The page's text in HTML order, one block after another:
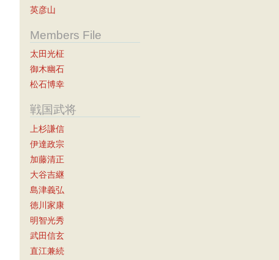
英彦山
Members File
太田光柾
御木幽石
松石博幸
戦国武将
上杉謙信
伊達政宗
加藤清正
大谷吉継
島津義弘
徳川家康
明智光秀
武田信玄
直江兼続